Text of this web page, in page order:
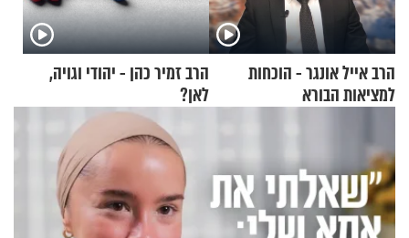
הרב אייל אונגר - הוכחות
למציאות הבורא
הרב זמיר כהן - יהודי וגויה,
לאן?